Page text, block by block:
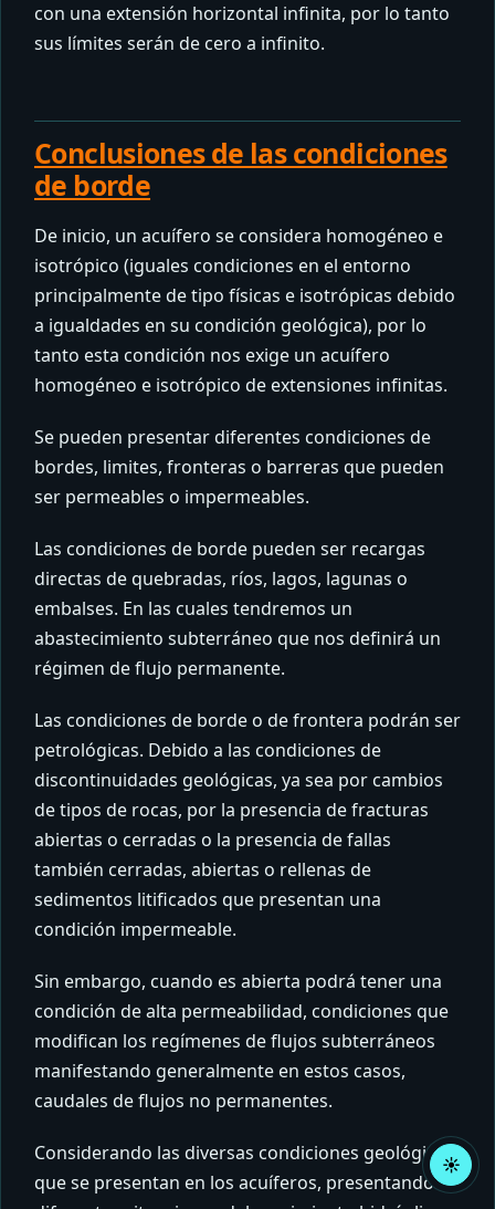
con una extensión horizontal infinita, por lo tanto
sus límites serán de cero a infinito.
Conclusiones de las condiciones
de borde
De inicio, un acuífero se considera homogéneo e
isotrópico (iguales condiciones en el entorno
principalmente de tipo físicas e isotrópicas debido
a igualdades en su condición geológica), por lo
tanto esta condición nos exige un acuífero
homogéneo e isotrópico de extensiones infinitas.
Se pueden presentar diferentes condiciones de
bordes, limites, fronteras o barreras que pueden
ser permeables o impermeables.
Las condiciones de borde pueden ser recargas
directas de quebradas, ríos, lagos, lagunas o
embalses. En las cuales tendremos un
abastecimiento subterráneo que nos definirá un
régimen de flujo permanente.
Las condiciones de borde o de frontera podrán ser
petrológicas. Debido a las condiciones de
discontinuidades geológicas, ya sea por cambios
de tipos de rocas, por la presencia de fracturas
abiertas o cerradas o la presencia de fallas
también cerradas, abiertas o rellenas de
sedimentos litificados que presentan una
condición impermeable.
Sin embargo, cuando es abierta podrá tener una
condición de alta permeabilidad, condiciones que
modifican los regímenes de flujos subterráneos
manifestando generalmente en estos casos,
caudales de flujos no permanentes.
Considerando las diversas condiciones geológicas
que se presentan en los acuíferos, presentando
☀